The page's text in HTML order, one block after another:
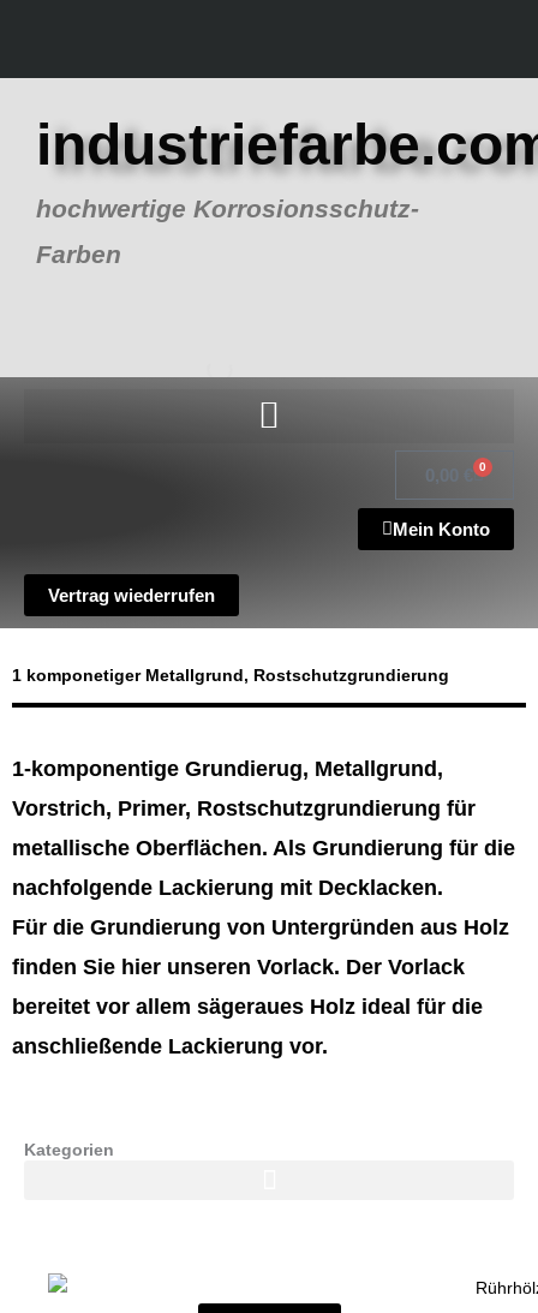
springen
hochwertige Korrosionsschutz-
Farben
0,00 0
Mein Konto
Vertrag wiederrufen
1 komponetiger Metallgrund, Rostschutzgrundierung
1-komponentige Grundierug, Metallgrund,
Vorstrich, Primer, Rostschutzgrundierung für
metallische Oberflächen. Als Grundierung für die
nachfolgende Lackierung mit Decklacken.
Für die Grundierung von Untergründen aus Holz
finden Sie hier unseren Vorlack. Der Vorlack
bereitet vor allem sägeraues Holz ideal für die
anschließende Lackierung vor.
Kategorien